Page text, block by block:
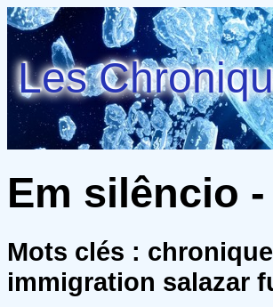
Les
Em silêncio
Mots clés :
immigration salazar